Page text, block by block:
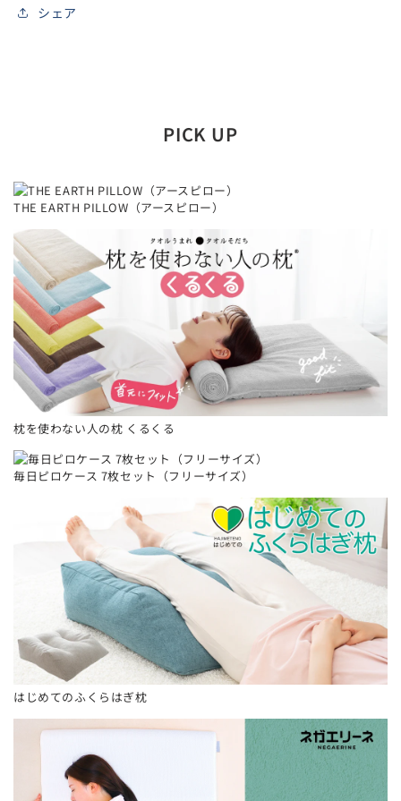
シェア
PICK UP
THE EARTH PILLOW（アースピロー）
枕を使わない人の枕 くるくる
毎日ピロケース 7枚セット（フリーサイズ）
はじめてのふくらはぎ枕